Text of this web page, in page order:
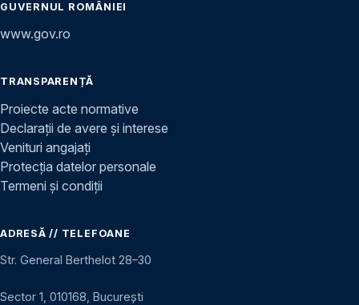
GUVERNUL ROMÂNIEI
www.gov.ro
TRANSPARENȚĂ
Proiecte acte normative
Declarații de avere și interese
Venituri angajați
Protecția datelor personale
Termeni și condiții
ADRESĂ // TELEFOANE
Str. General Berthelot 28–30
Sector 1, 010168, București